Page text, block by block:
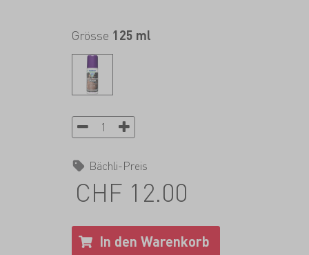
Grösse 125 ml
Bächli-Preis
CHF 12.00